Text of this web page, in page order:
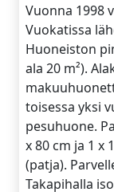
Vuonna 1998
Vuokatissa
Huoneiston
ala 20 m²).
toisessa yksi
pesuhuone.
x 80 cm ja 1 x
(patja).
Takapihalla